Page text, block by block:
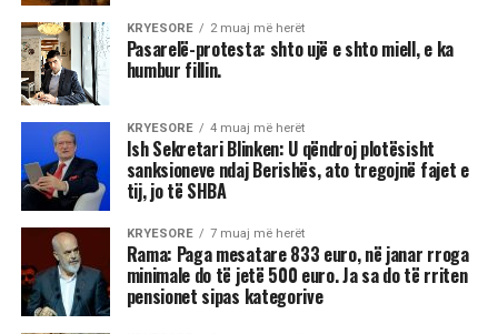
KRYESORE 2 muaj më herët
Pasarelë-protesta: shto ujë e shto miell, e ka
humbur fillin.
KRYESORE 4 muaj më herët
Ish Sekretari Blinken: U qëndroj plotësisht
sanksioneve ndaj Berishës, ato tregojnë fajet e
tij, jo të SHBA
KRYESORE 7 muaj më herët
Rama: Paga mesatare 833 euro, në janar rroga
minimale do të jetë 500 euro. Ja sa do të rriten
pensionet sipas kategorive